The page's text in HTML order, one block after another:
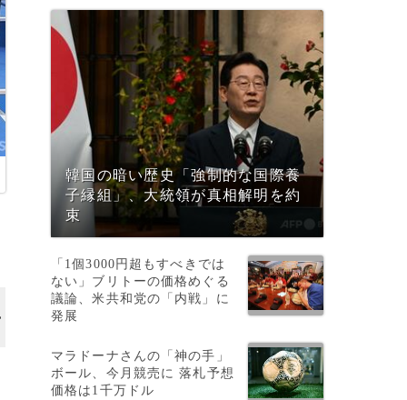
韓国の暗い歴史「強制的な国際養
子縁組」、大統領が真相解明を約
束
「1個3000円超もすべきでは
ない」ブリトーの価格めぐる
議論、米共和党の「内戦」に
発展
マラドーナさんの「神の手」
ボール、今月競売に 落札予想
価格は1千万ドル